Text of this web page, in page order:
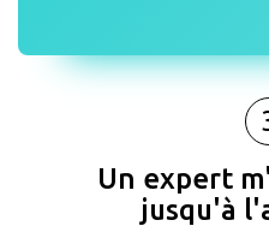
Un expert
jusqu'à